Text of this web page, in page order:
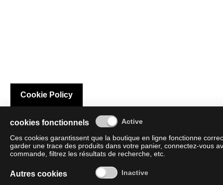
Cookie Policy
cookies fonctionnels
Ces cookies garantissent que la boutique en ligne fonctionne
garder une trace des produits dans votre panier, connectez-vous
commande, filtrez les résultats de recherche, etc.
Autres cookies